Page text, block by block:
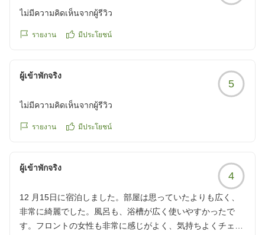
のときのスタッフの方の対応はけっして丁寧とはいえない、
的な受け答えで、到着早々だったため滞在のスタートが不快
おり、使うことができませんでした。
https://review.travel.rakuten.co.jp/hotel/voice/41708?
reviewId=33123478008541
ます。お部屋のリクエストに関しましては、かならずし
も確約できるものではございませんので、ご理解いただ
けますと幸いでございます。
す。
今回のご滞在でいただいたお声を無駄にすることなく、
より快適にお過ごしいただけるホテルを目指して改善に
努めてまいります。またのお越しを心よりお待ち申し上
ไม่มีความคิดเห็นจากผู้รีวิว
รายงาน มีประโยชน์
ผู้เข้าพักจริง
5
ไม่มีความคิดเห็นจากผู้รีวิว
รายงาน มีประโยชน์
ผู้เข้าพักจริง
4
12 月15日に宿泊しました。部屋は思っていたよりも広く、
非常に綺麗でした。風呂も、浴槽が広く使いやすかったで
す。フロントの女性も非常に感じがよく、気持ちよくチェッ